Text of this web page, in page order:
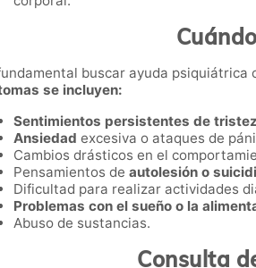
buscar ayuda
se incluyen:
Sentimientos persistentes de
Ansiedad excesiva o ataques de
Cambios drásticos en el
Pensamientos de autolesión o
Dificultad para realizar actividades
Problemas con el sueño o la
Abuso de sustancias.
Consulta